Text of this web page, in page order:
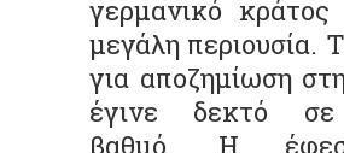
γερμανικό κράτος
μεγάλη περιουσία.
για αποζημίωση
έγινε δεκτό
βαθμό. Η